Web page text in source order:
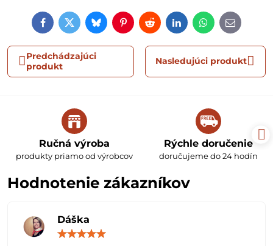
FacebookTwitterBlueskyPinterestRedditLinkedInWhatsApp
E-
mail
Predchádzajúci
produkt
Nasledujúci produkt
Ručná výroba
produkty priamo od výrobcov
Rýchle doručenie
doručujeme do 24 hodín
Hodnotenie zákazníkov
Dáška